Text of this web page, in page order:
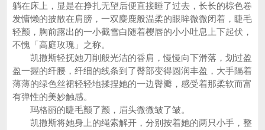
躺在床上，显是在挣扎无望后便直接睡了过去，长长的棕色卷
发慵懒的披散在肩膀，一双麋鹿般温柔的眼眸微微闭着，睫毛
轻颤，胸前露出的一小截雪白随着樱唇的小小吐息上下起伏，
不愧「高庭玫瑰」之称。
凯撒斯轻抚她刀削般光洁的香肩，慢慢向下滑落，划过盈
盈一握的纤腰，纤细的线条到了臀部变得圆润丰盈，大手隔着
薄薄的绿色丝裙轻轻地揉捏她的一边臀瓣，感受着那柔软而富
有弹性的美妙触感。
玛格丽的睫毛颤了颤，眉头微微皱了皱。
凯撒斯将她身上的绳索解开，分别按着她的两只小手，整